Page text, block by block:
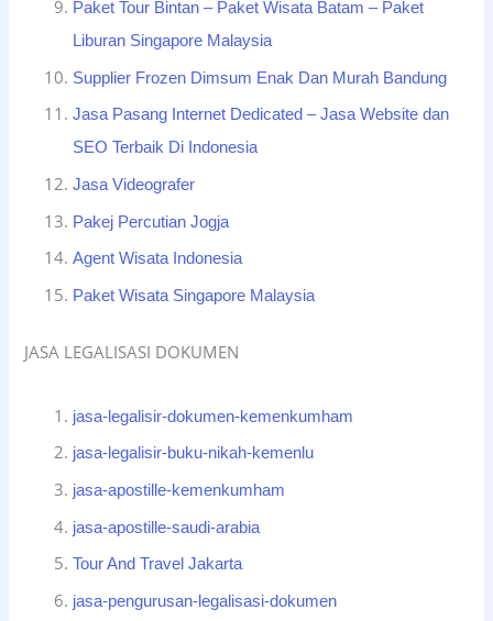
Paket Tour Bintan – Paket Wisata Batam – Paket
Liburan Singapore Malaysia
Supplier Frozen Dimsum Enak Dan Murah Bandung
Jasa Pasang Internet Dedicated – Jasa Website dan
SEO Terbaik Di Indonesia
Jasa Videografer
Pakej Percutian Jogja
Agent Wisata Indonesia
Paket Wisata Singapore Malaysia
JASA LEGALISASI DOKUMEN
jasa-legalisir-dokumen-kemenkumham
jasa-legalisir-buku-nikah-kemenlu
jasa-apostille-kemenkumham
jasa-apostille-saudi-arabia
Tour And Travel Jakarta
jasa-pengurusan-legalisasi-dokumen